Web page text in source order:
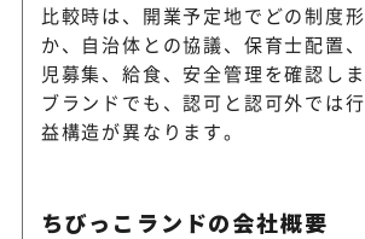
比較時は、開業予定地でどの制度
か、自治体との協議、保育士配置
児募集、給食、安全管理を確認し
ブランドでも、認可と認可外では
益構造が異なります。
ちびっこランドの会社概要